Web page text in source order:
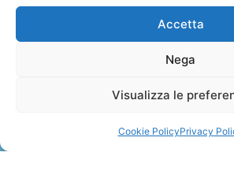
Accetta
Nega
Visualizza le
Cookie PolicyPrivacy